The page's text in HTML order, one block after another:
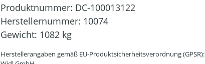
Produktnummer: DC-100013122
Herstellernummer: 10074
Gewicht: 1082 kg
Herstellerangaben gemäß EU-Produktsicherheitsverordnung (GPSR):